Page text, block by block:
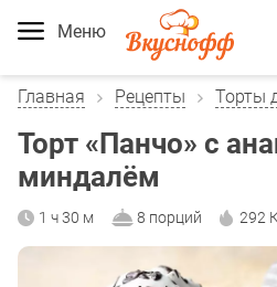
Меню
Главная Рецепты Торты
Торт «Панчо» с
миндалём
1 ч 30 м 8 порций 292